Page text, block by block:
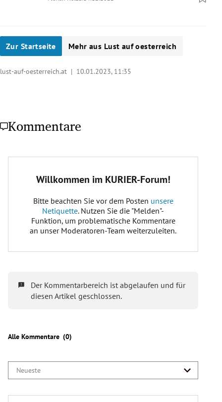
Zur Startseite Mehr aus Lust auf oesterreich
lust-auf-oesterreich.at | 10.01.2023, 11:35
Kommentare